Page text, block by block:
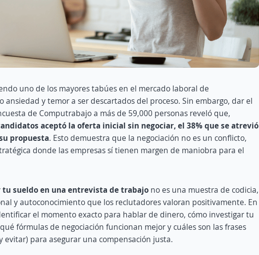
uno de los mayores tabúes en el mercado laboral de
ansiedad y temor a ser descartados del proceso. Sin embargo, dar el
de Computrabajo a más de 59,000 personas reveló que,
aceptó la oferta inicial sin negociar, el 38% que se atrevió
propuesta. Esto demuestra que la negociación no es un conflicto,
donde las empresas sí tienen margen de maniobra para el
tu sueldo en una entrevista de trabajo no es una muestra de codicia,
y autoconocimiento que los reclutadores valoran positivamente. En
el momento exacto para hablar de dinero, cómo investigar tu
fórmulas de negociación funcionan mejor y cuáles son las frases
evitar) para asegurar una compensación justa.